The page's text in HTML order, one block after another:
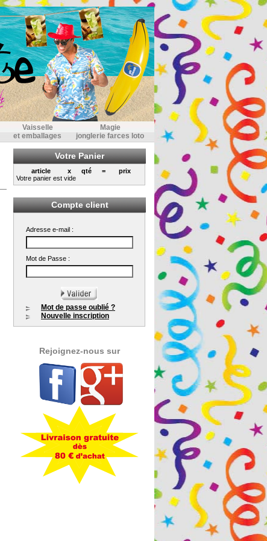
Vaisselle
et emballages
Magie
jonglerie farces loto
Votre Panier
article x qté =
prix
Votre panier est vide
Compte client
Adresse e-mail :
Mot de Passe :
Mot de passe oublié ?
Nouvelle inscription
Rejoignez-nous sur